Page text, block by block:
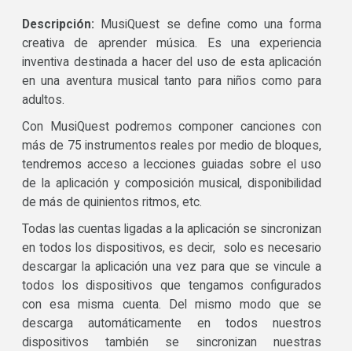
Descripción:
MusiQuest se define como una forma
creativa de aprender música. Es una experiencia
inventiva destinada a hacer del uso de esta aplicación
en una aventura musical tanto para niños como para
adultos.
Con MusiQuest podremos componer canciones con
más de 75 instrumentos reales por medio de bloques,
tendremos acceso a lecciones guiadas sobre el uso
de la aplicación y composición musical, disponibilidad
de más de quinientos ritmos, etc.
Todas las cuentas ligadas a la aplicación se sincronizan
en todos los dispositivos, es decir, solo es necesario
descargar la aplicación una vez para que se vincule a
todos los dispositivos que tengamos configurados
con esa misma cuenta. Del mismo modo que se
descarga automáticamente en todos nuestros
dispositivos también se sincronizan nuestras